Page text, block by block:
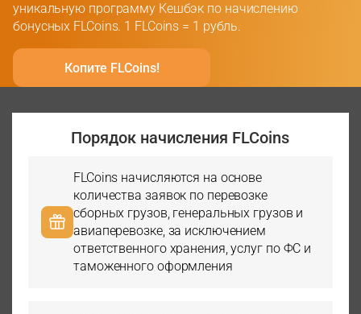
уникальную программу Кешбэк по начислению
бонусных FLCoins. 1 FLCoins = 1 рубль.
Копите FLCoins!
Порядок начисления FLCoins
FLCoins начисляются на основе
количества заявок по перевозке
сборных грузов, генеральных грузов и
авиаперевозке, за исключением
ответственного хранения, услуг по ФС и
таможенного оформления